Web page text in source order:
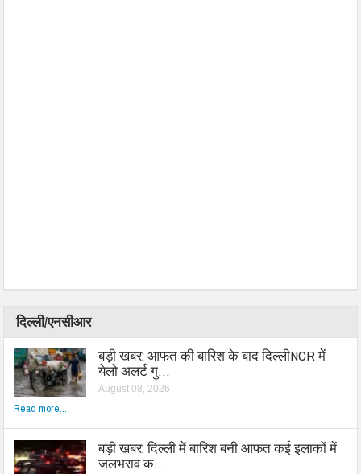
दिल्ली/एनसीआर
बड़ी खबर: आफत की बारिश के बाद दिल्लीNCR में
येलो अलर्ट गु…
August 08, 2026
Read more...
बड़ी खबर: दिल्ली में बारिश बनी आफत कई इलाकों में
जलभराव क…